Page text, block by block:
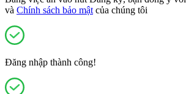
và Chính sách bảo mật của chúng tôi
Đăng nhập thành công!